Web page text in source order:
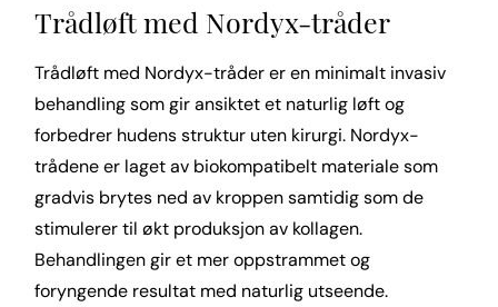
Trådløft med Nordyx-tråder
Trådløft med Nordyx-tråder er en minimalt invasiv
behandling som gir ansiktet et naturlig løft og
forbedrer hudens struktur uten kirurgi. Nordyx-
trådene er laget av biokompatibelt materiale som
gradvis brytes ned av kroppen samtidig som de
stimulerer til økt produksjon av kollagen.
Behandlingen gir et mer oppstrammet og
foryngende resultat med naturlig utseende.